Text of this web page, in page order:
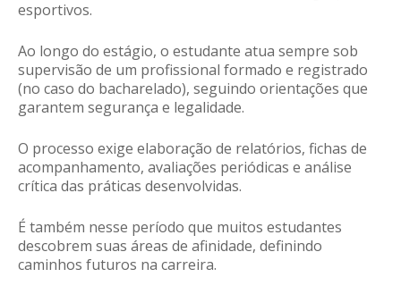
esportivos.
Ao longo do estágio, o estudante atua sempre sob
supervisão de um profissional formado e registrado
(no caso do bacharelado), seguindo orientações que
garantem segurança e legalidade.
O processo exige elaboração de relatórios, fichas de
acompanhamento, avaliações periódicas e análise
crítica das práticas desenvolvidas.
É também nesse período que muitos estudantes
descobrem suas áreas de afinidade, definindo
caminhos futuros na carreira.